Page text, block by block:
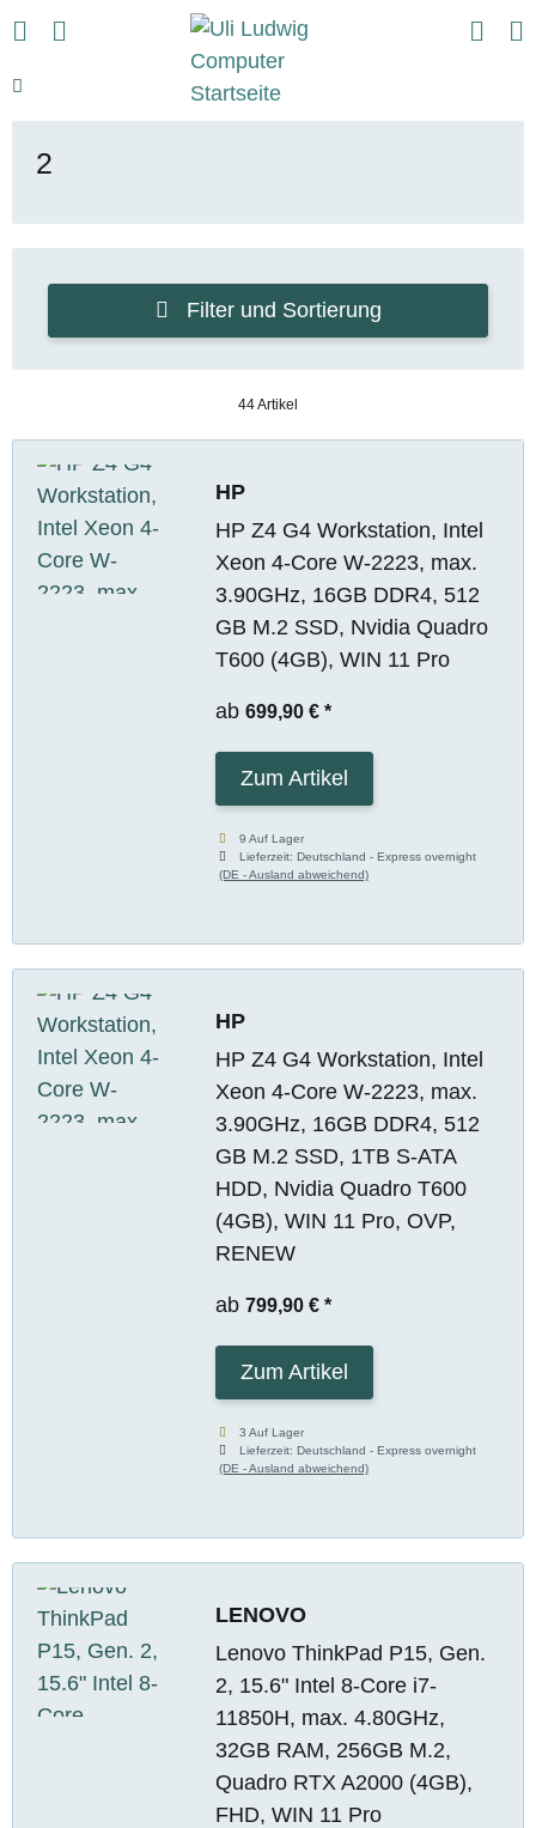
2
Filter und Sortierung
44 Artikel
HP
HP Z4 G4 Workstation, Intel
Xeon 4-Core W-2223, max.
3.90GHz, 16GB DDR4, 512
GB M.2 SSD, Nvidia Quadro
T600 (4GB), WIN 11 Pro
ab 699,90 € *
Zum Artikel
9 Auf Lager
Lieferzeit:Deutschland - Express overnight
(DE - Ausland abweichend)
HP
HP Z4 G4 Workstation, Intel
Xeon 4-Core W-2223, max.
3.90GHz, 16GB DDR4, 512
GB M.2 SSD, 1TB S-ATA
HDD, Nvidia Quadro T600
(4GB), WIN 11 Pro, OVP,
RENEW
ab 799,90 € *
Zum Artikel
3 Auf Lager
Lieferzeit:Deutschland - Express overnight
(DE - Ausland abweichend)
LENOVO
Lenovo ThinkPad P15, Gen.
2, 15.6" Intel 8-Core i7-
11850H, max. 4.80GHz,
32GB RAM, 256GB M.2,
Quadro RTX A2000 (4GB),
FHD, WIN 11 Pro